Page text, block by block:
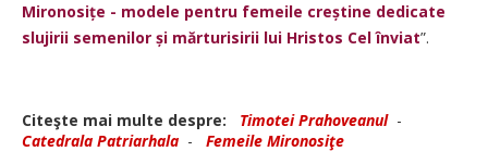
Mironosițe - modele pentru femeile creștine dedicate
slujirii semenilor și mărturisirii lui Hristos Cel înviat”.
Citeşte mai multe despre: Timotei Prahoveanul-
Catedrala Patriarhala - Femeile Mironosiţe